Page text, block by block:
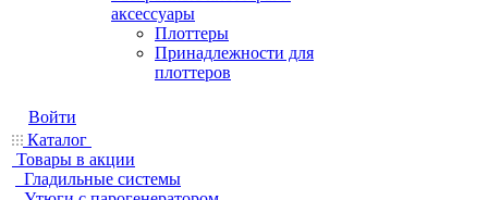
аксессуары
Плоттеры
Принадлежности для
плоттеров
Войти
Каталог
Товары в акции
Гладильные системы